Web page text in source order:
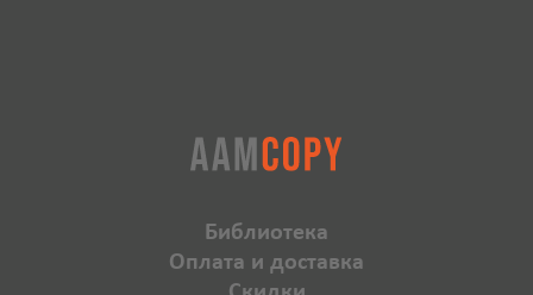
Библиотека
Оплата и доставка